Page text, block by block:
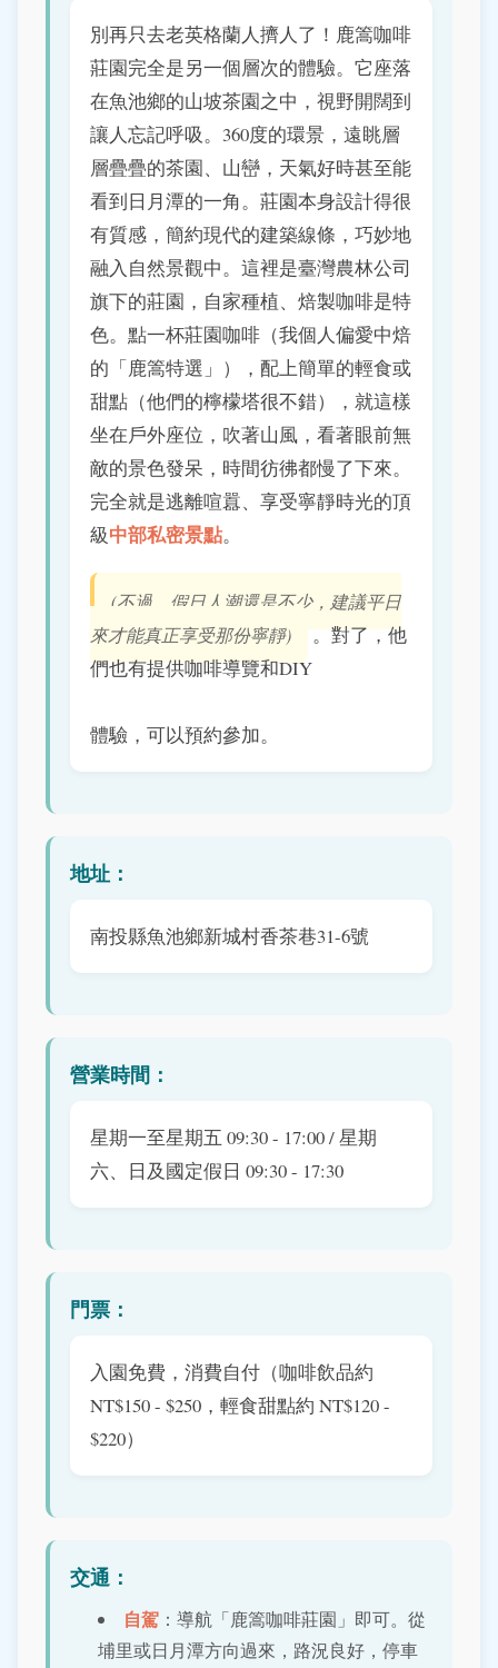
別再只去老英格蘭人擠人了！鹿篙咖啡
莊園完全是另一個層次的體驗。它座落
在魚池鄉的山坡茶園之中，視野開闊到
讓人忘記呼吸。360度的環景，遠眺層
層疊疊的茶園、山巒，天氣好時甚至能
看到日月潭的一角。莊園本身設計得很
有質感，簡約現代的建築線條，巧妙地
融入自然景觀中。這裡是臺灣農林公司
旗下的莊園，自家種植、焙製咖啡是特
色。點一杯莊園咖啡（我個人偏愛中焙
的「鹿篙特選」），配上簡單的輕食或
甜點（他們的檸檬塔很不錯），就這樣
坐在戶外座位，吹著山風，看著眼前無
敵的景色發呆，時間彷彿都慢了下來。
完全就是逃離喧囂、享受寧靜時光的頂
級中部私密景點。
(不過，假日人潮還是不少，建議平日
來才能真正享受那份寧靜)
。對了，他
們也有提供咖啡導覽和DIY
體驗，可以預約參加。
地址：
南投縣魚池鄉新城村香茶巷31-6號
營業時間：
星期一至星期五 09:30 - 17:00 / 星期
六、日及國定假日 09:30 - 17:30
門票：
入園免費，消費自付（咖啡飲品約
NT$150 - $250，輕食甜點約 NT$120 -
$220）
交通：
自駕 ：導航「鹿篙咖啡莊園」即可。從
埔里或日月潭方向過來，路況良好，停車